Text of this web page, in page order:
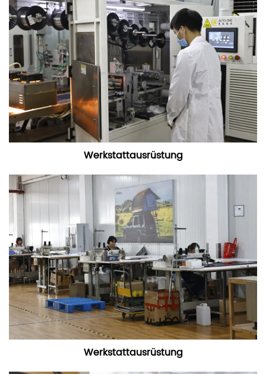
Werkstattausrüstung
Werkstattausrüstung